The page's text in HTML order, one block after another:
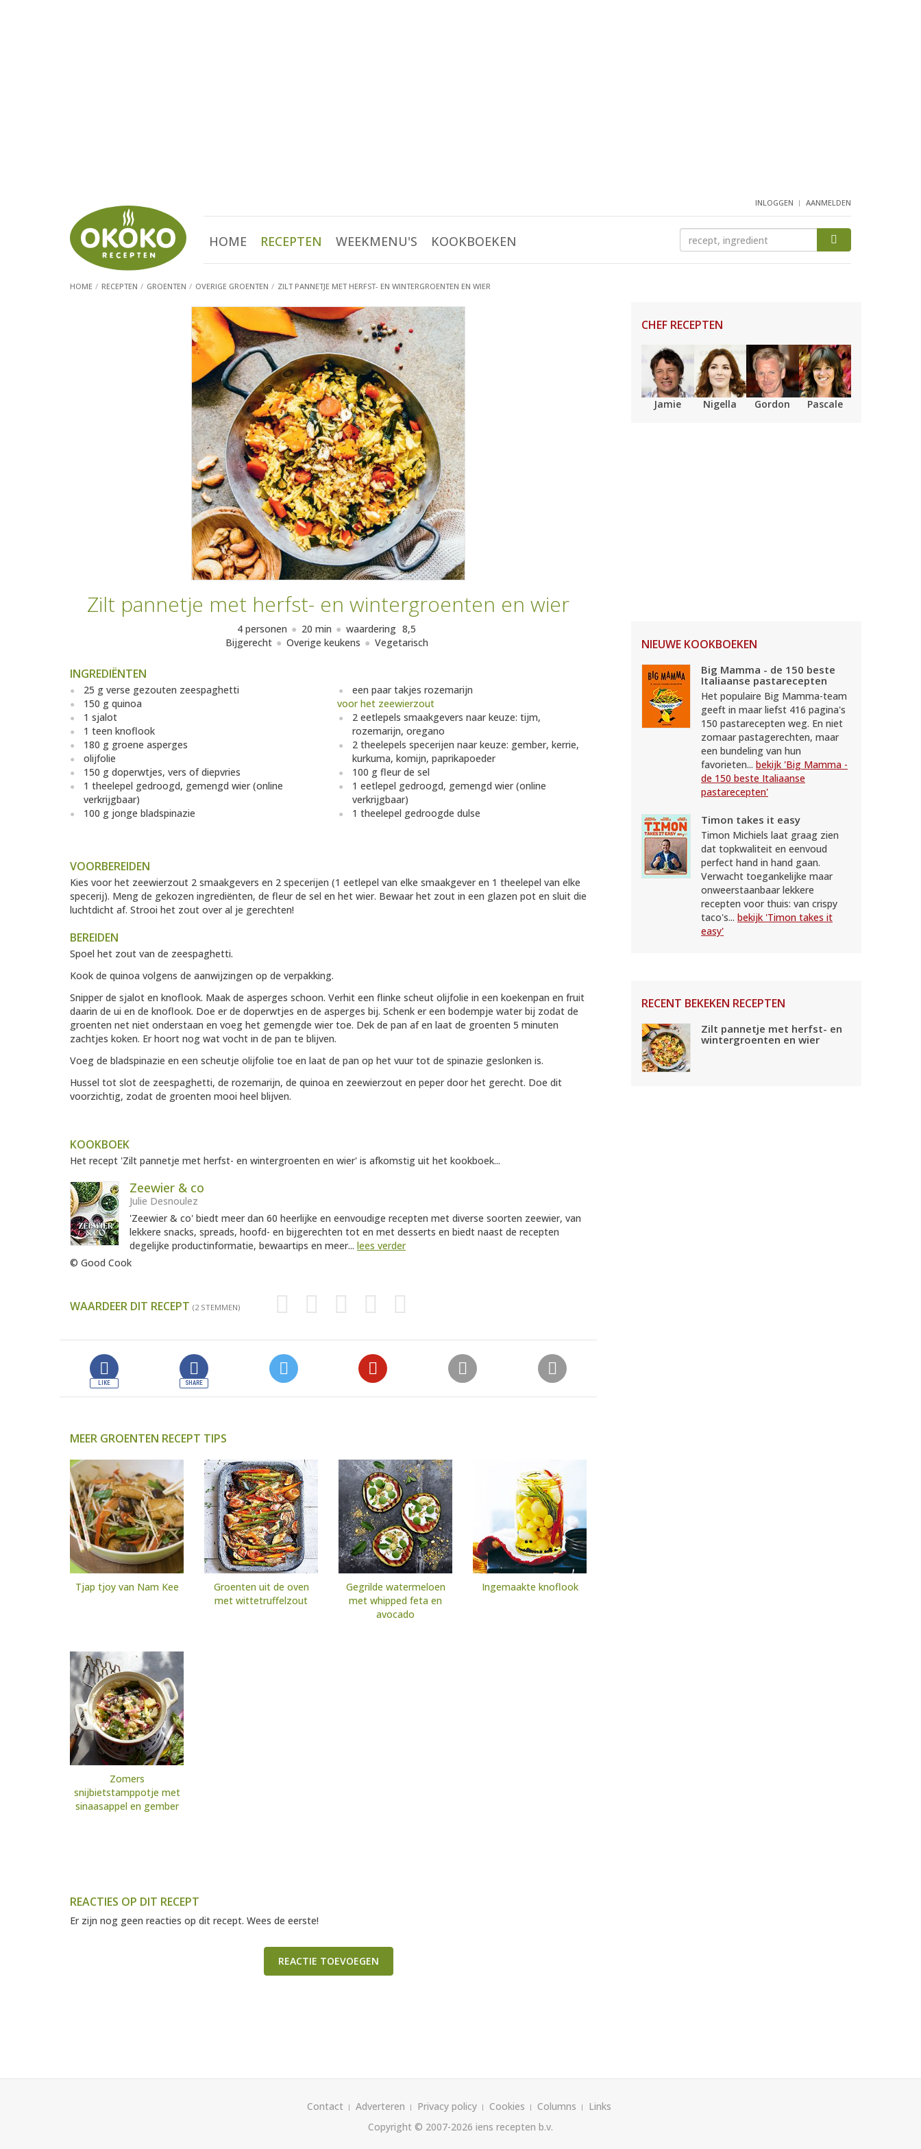
INLOGGEN AANMELDEN
HOME RECEPTEN WEEKMENU'S KOOKBOEKEN
HOME RECEPTEN GROENTEN OVERIGE GROENTEN ZILT PANNETJE MET HERFST- EN WINTERGROENTEN EN WIER
Zilt pannetje met herfst- en wintergroenten en wier
4 personen 20 min waardering 8,5
Bijgerecht
Overige keukens Vegetarisch
INGREDIËNTEN
25 g verse gezouten zeespaghetti
150 g quinoa
1 sjalot
1 teen knoflook
180 g groene asperges
olijfolie
150 g doperwtjes, vers of diepvries
1 theelepel gedroogd, gemengd wier (online
verkrijgbaar)
100 g jonge bladspinazie
een paar takjes rozemarijn
voor het zeewierzout
2 eetlepels smaakgevers naar keuze: tijm,
rozemarijn, oregano
2 theelepels specerijen naar keuze: gember, kerrie,
kurkuma, komijn, paprikapoeder
100 g fleur de sel
1 eetlepel gedroogd, gemengd wier (online
verkrijgbaar)
1 theelepel gedroogde dulse
VOORBEREIDEN
Kies voor het zeewierzout 2 smaakgevers en 2 specerijen (1 eetlepel van elke smaakgever en 1 theelepel van elke
specerij). Meng de gekozen ingrediënten, de fleur de sel en het wier. Bewaar het zout in een glazen pot en sluit die
luchtdicht af. Strooi het zout over al je gerechten!
BEREIDEN
Spoel het zout van de zeespaghetti.
Kook de quinoa volgens de aanwijzingen op de verpakking.
Snipper de sjalot en knoflook. Maak de asperges schoon. Verhit een flinke scheut olijfolie in een koekenpan en fruit
daarin de ui en de knoflook. Doe er de doperwtjes en de asperges bij. Schenk er een bodempje water bij zodat de
groenten net niet onderstaan en voeg het gemengde wier toe. Dek de pan af en laat de groenten 5 minuten
zachtjes koken. Er hoort nog wat vocht in de pan te blijven.
Voeg de bladspinazie en een scheutje olijfolie toe en laat de pan op het vuur tot de spinazie geslonken is.
Hussel tot slot de zeespaghetti, de rozemarijn, de quinoa en zeewierzout en peper door het gerecht. Doe dit
voorzichtig, zodat de groenten mooi heel blijven.
KOOKBOEK
Het recept 'Zilt pannetje met herfst- en wintergroenten en wier' is afkomstig uit het kookboek...
Zeewier & co
Julie Desnoulez
'Zeewier & co' biedt meer dan 60 heerlijke en eenvoudige recepten met diverse soorten zeewier, van
lekkere snacks, spreads, hoofd- en bijgerechten tot en met desserts en biedt naast de recepten
degelijke productinformatie, bewaartips en meer... lees verder
© Good Cook
WAARDEER DIT RECEPT (2 STEMMEN)
MEER GROENTEN RECEPT TIPS
Tjap tjoy van Nam Kee
Groenten uit de oven
met wittetruffelzout
Gegrilde watermeloen
met whipped feta en
avocado
Ingemaakte knoflook
Zomers
snijbietstamppotje met
sinaasappel en gember
REACTIES OP DIT RECEPT
Er zijn nog geen reacties op dit recept. Wees de eerste!
REACTIE TOEVOEGEN
CHEF RECEPTEN
Jamie Nigella Gordon Pascale
NIEUWE KOOKBOEKEN
Big Mamma - de 150 beste
Italiaanse pastarecepten
Het populaire Big Mamma-team
geeft in maar liefst 416 pagina's
150 pastarecepten weg. En niet
zomaar pastagerechten, maar
een bundeling van hun
favorieten... bekijk 'Big Mamma -
de 150 beste Italiaanse
pastarecepten'
Timon takes it easy
Timon Michiels laat graag zien
dat topkwaliteit en eenvoud
perfect hand in hand gaan.
Verwacht toegankelijke maar
onweerstaanbaar lekkere
recepten voor thuis: van crispy
taco's... bekijk 'Timon takes it
easy'
RECENT BEKEKEN RECEPTEN
Zilt pannetje met herfst- en
wintergroenten en wier
Contact Adverteren Privacy policy Cookies Columns
Links
Copyright © 2007-2026 iens recepten b.v.